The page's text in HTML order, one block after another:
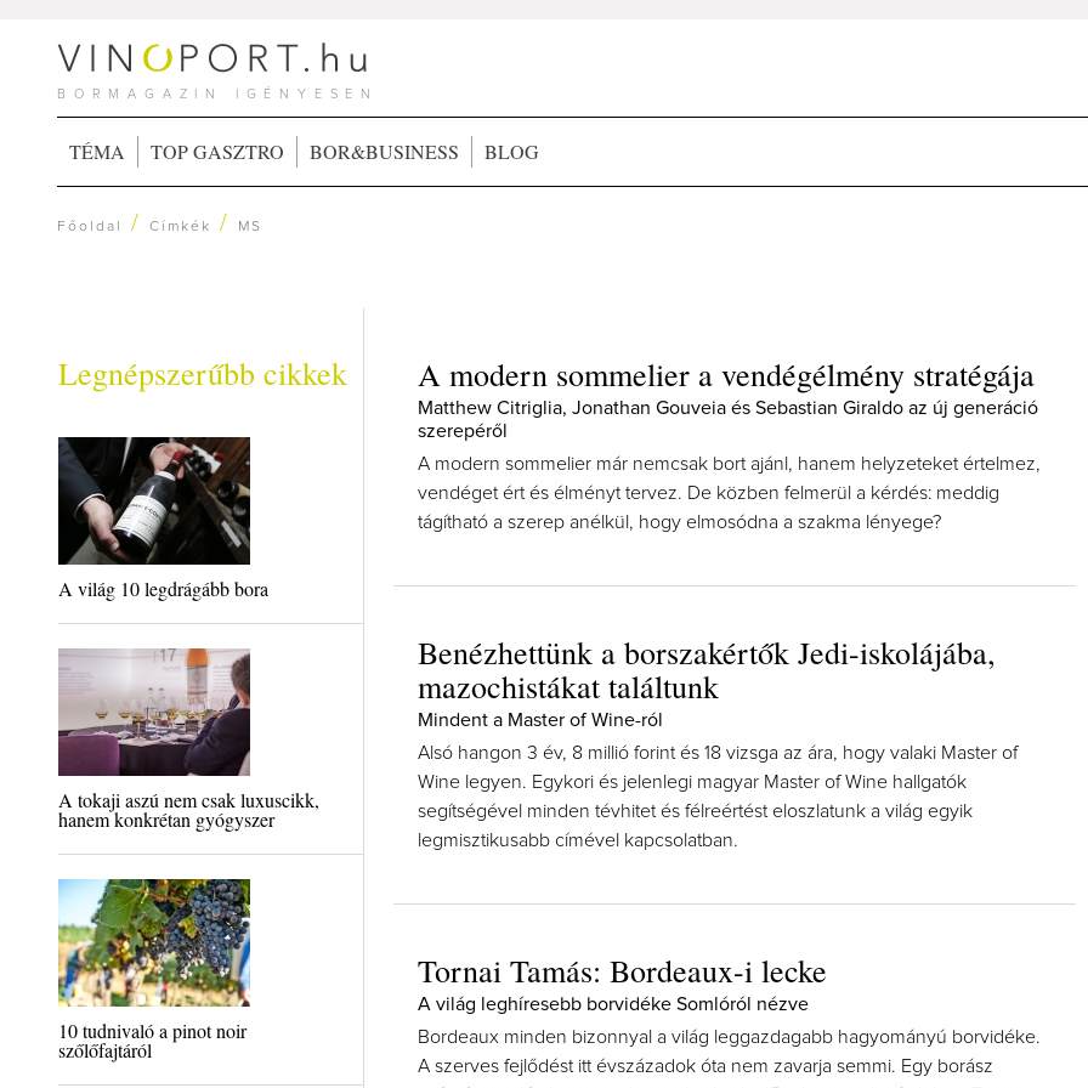
BORMAGAZIN IGÉNYESEN
TÉMA TOP GASZTRO BOR&BUSINESS BLOG
Főoldal /Címkék / MS
Legnépszerűbb cikkek
A világ 10 legdrágább bora
A tokaji aszú nem csak luxuscikk,
hanem konkrétan gyógyszer
10 tudnivaló a pinot noir
szőlőfajtáról
A modern sommelier a vendégélmény stratégája
Matthew Citriglia, Jonathan Gouveia és Sebastian Giraldo az új generáció
szerepéről
A modern sommelier már nemcsak bort ajánl, hanem helyzeteket értelmez,
vendéget ért és élményt tervez. De közben felmerül a kérdés: meddig
tágítható a szerep anélkül, hogy elmosódna a szakma lényege?
Benézhettünk a borszakértők Jedi-iskolájába,
mazochistákat találtunk
Mindent a Master of Wine-ról
Alsó hangon 3 év, 8 millió forint és 18 vizsga az ára, hogy valaki Master of
Wine legyen. Egykori és jelenlegi magyar Master of Wine hallgatók
segítségével minden tévhitet és félreértést eloszlatunk a világ egyik
legmisztikusabb címével kapcsolatban.
Tornai Tamás: Bordeaux-i lecke
A világ leghíresebb borvidéke Somlóról nézve
Bordeaux minden bizonnyal a világ leggazdagabb hagyományú borvidéke.
A szerves fejlődést itt évszázadok óta nem zavarja semmi. Egy borász
borász #26 - tényleg a legutolsó
poszt
Az extra ráadás fotók mellett a
pillanatokat válogattam össze...